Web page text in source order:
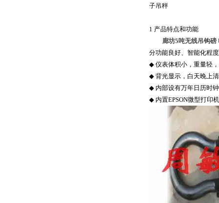
子吊秤
1 产品特点和功能
廊坊5吨无线吊钩磅
分功能良好、智能化程
◆ 仪表体积小，重量轻
◆ 背光显示，白天晚上
◆ 内部设有万年日历时
◆ 内置EPSON微型打印